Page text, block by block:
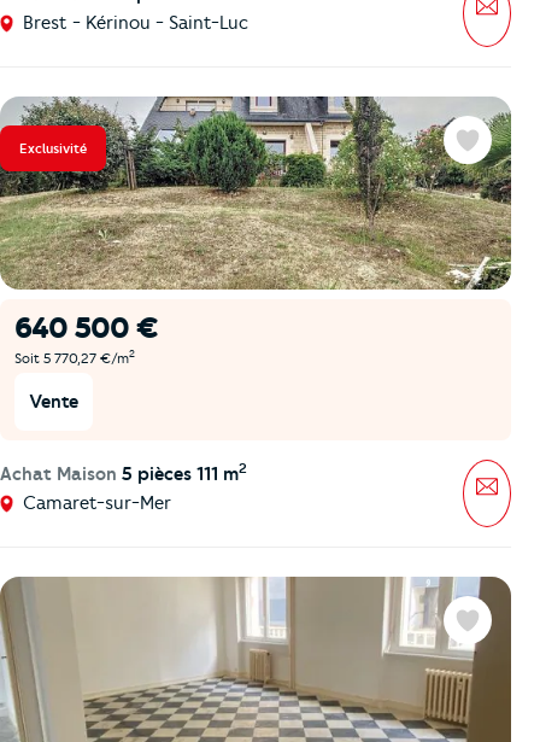
Brest - Kérinou - Saint-Luc
Exclusivité
640 500 €
Soit 5 770,27 €/m2
Vente
Achat Maison 5 pièces 111 m2
Camaret-sur-Mer
Favoris
Favoris